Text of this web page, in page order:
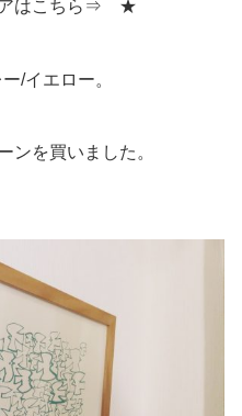
アはこちら⇒ ★
/イエロー。
ンを買いました。